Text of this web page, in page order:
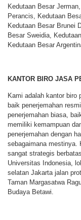
Kedutaan Besar
Perancis, Kedutaan
Kedutaan Besar Brunei
Besar Sweidia,
Kedutaan Besar
KANTOR BIRO JASA
Kami adalah kantor biro
baik penerjemahan
penerjemahan biasa,
memiliki kemampuan
penerjemahan dengan
sebagaimana mestinya.
sangat strategis
Universitas Indonesia,
selatan Jakarta jalan
Taman Margasatwa
Budaya Betawi.